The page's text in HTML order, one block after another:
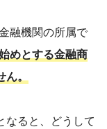
融機関の所属で
めとする金融商
。
なると、どうして